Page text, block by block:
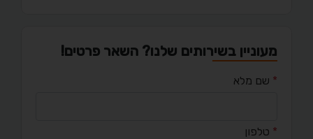
מעוניין בשירותים שלנו? השאר פרטים!
* שם מלא
* טלפון